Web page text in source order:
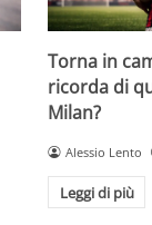
Torna in
ricorda di
Milan?
Alessio Lento
Leggi di più